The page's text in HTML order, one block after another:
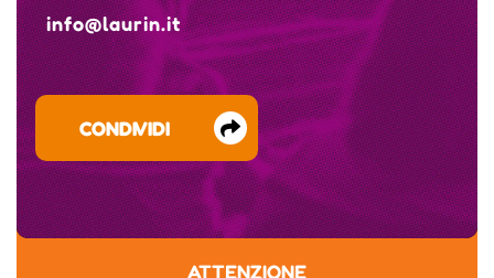
info@laurin.it
CONDIVIDI
ATTENZIONE